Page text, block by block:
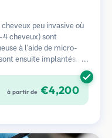
cheveux peu invasive où
4 cheveux) sont
à l'aide de micro-
ensuite implantés
visibles et permet une
de prélèvement
à partir de €4,200